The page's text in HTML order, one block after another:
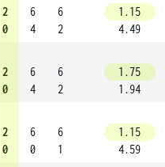
2
0
6
4
6
2
1.15
4.49
2
0
6
4
6
2
1.75
1.94
2
0
6
0
6
1
1.15
4.59